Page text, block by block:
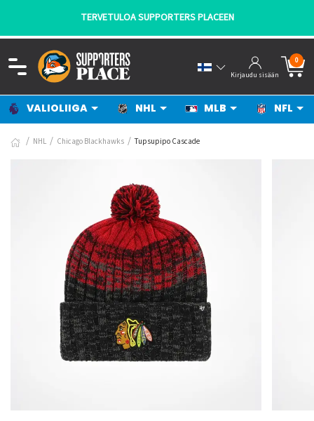
TERVETULOA SUPPORTERS PLACEEN
Kirjaudu sisään
0
VALIOLIIGA NHL MLB NFL
NHL Chicago Blackhawks Tupsupipo Cascade